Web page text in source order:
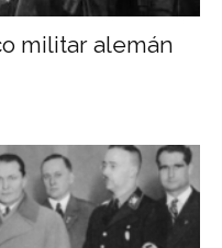
militar alemán